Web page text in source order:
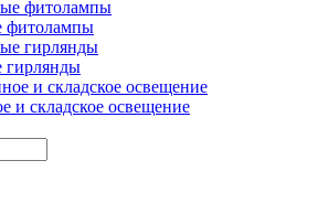
фитолампы
гирлянды
и складское освещение